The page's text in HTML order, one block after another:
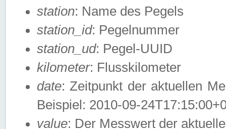
station: Name des Pegels
station_id: Pegelnummer
station_ud: Pegel-UUID
kilometer: Flusskilometer
date: Zeitpunkt der aktuellen
Beispiel: 2010-09-
value: Der Messwert der